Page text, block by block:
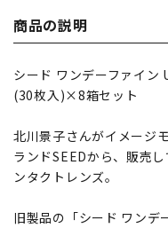
商品の説明
シード ワンデーファイ
(30枚入)×8箱セット
北川景子さんがイメージ
ランドSEEDから、販売
ンタクトレンズ。
旧製品の「シード ワンデ